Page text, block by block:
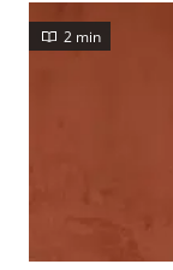
2 min